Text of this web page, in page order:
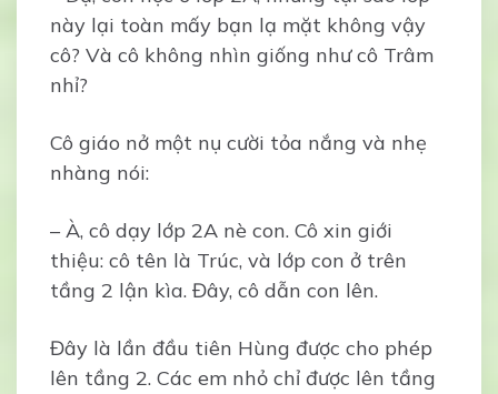
này lại toàn mấy bạn lạ mặt không vậy
cô? Và cô không nhìn giống như cô Trâm
nhỉ?
Cô giáo nở một nụ cười tỏa nắng và nhẹ
nhàng nói:
– À, cô dạy lớp 2A nè con. Cô xin giới
thiệu: cô tên là Trúc, và lớp con ở trên
tầng 2 lận kìa. Đây, cô dẫn con lên.
Đây là lần đầu tiên Hùng được cho phép
lên tầng 2. Các em nhỏ chỉ được lên tầng